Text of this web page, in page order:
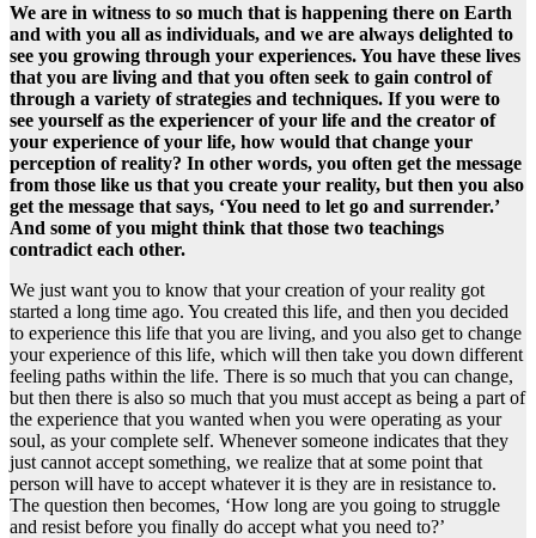
We are in witness to so much that is happening there on Earth
and with you all as individuals, and we are always delighted to
see you growing through your experiences. You have these lives
that you are living and that you often seek to gain control of
through a variety of strategies and techniques. If you were to
see yourself as the experiencer of your life and the creator of
your experience of your life, how would that change your
perception of reality? In other words, you often get the message
from those like us that you create your reality, but then you also
get the message that says, ‘You need to let go and surrender.’
And some of you might think that those two teachings
contradict each other.
We just want you to know that your creation of your reality got
started a long time ago. You created this life, and then you decided
to experience this life that you are living, and you also get to change
your experience of this life, which will then take you down different
feeling paths within the life. There is so much that you can change,
but then there is also so much that you must accept as being a part of
the experience that you wanted when you were operating as your
soul, as your complete self. Whenever someone indicates that they
just cannot accept something, we realize that at some point that
person will have to accept whatever it is they are in resistance to.
The question then becomes, ‘How long are you going to struggle
and resist before you finally do accept what you need to?’